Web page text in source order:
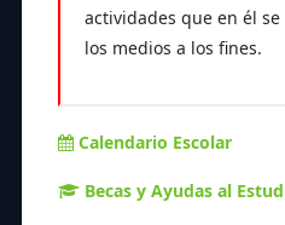
actividades que en él
los medios a los fines.
Calendario Escolar
Becas y Ayudas al